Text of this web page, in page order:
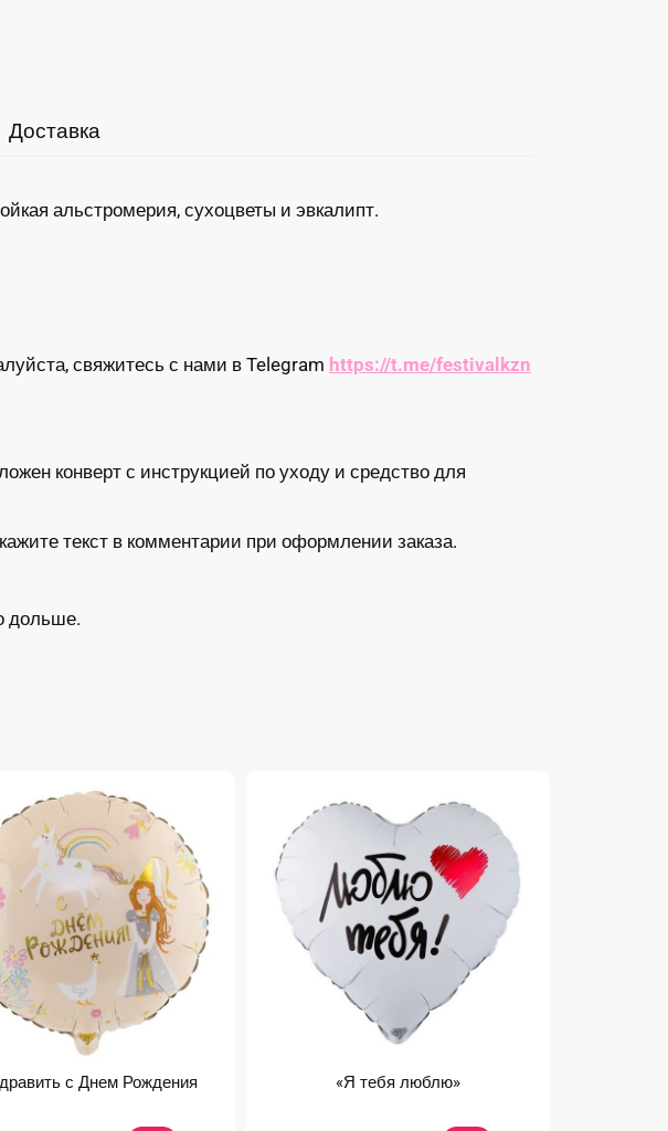
Доставка
альстромерия, сухоцветы и эвкалипт.
свяжитесь с нами в Telegram https://t.me/festivalkzn
конверт с инструкцией по уходу и средство для
текст в комментарии при оформлении заказа.
дольше.
с Днем Рождения «Я тебя люблю»